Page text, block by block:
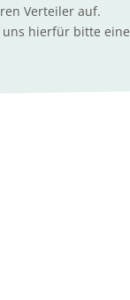
Verteiler auf.
uns hierfür bitte eine